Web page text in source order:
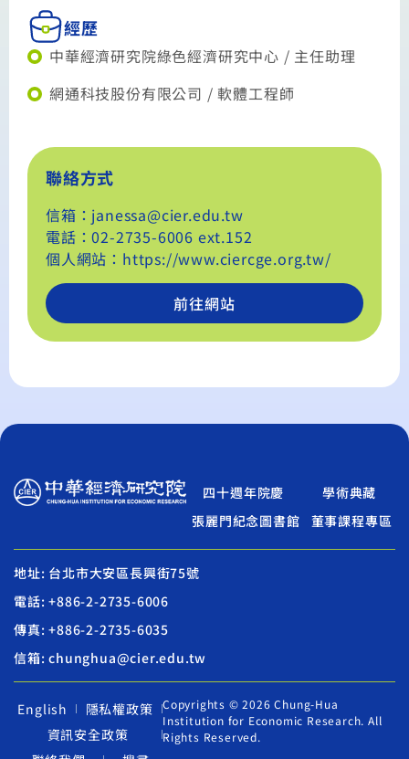
經歷
中華經濟研究院綠色經濟研究中心 / 主任助理
網通科技股份有限公司 / 軟體工程師
聯絡方式
信箱：janessa@cier.edu.tw
電話：02-2735-6006 ext.152
個人網站：https://www.ciercge.org.tw/
前往網站
四十週年院慶
學術典藏
張麗門紀念圖書館
董事課程專區
地址: 台北市大安區長興街75號
電話: +886-2-2735-6006
傳真: +886-2-2735-6035
信箱: chunghua@cier.edu.tw
English
隱私權政策
資訊安全政策
Copyrights © 2026 Chung-Hua
Institution for Economic Research. All
Rights Reserved.